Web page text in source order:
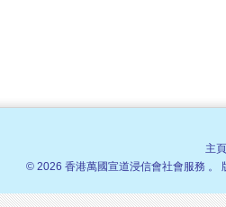
主頁
© 2026 香港萬國宣道浸信會社會服務 。